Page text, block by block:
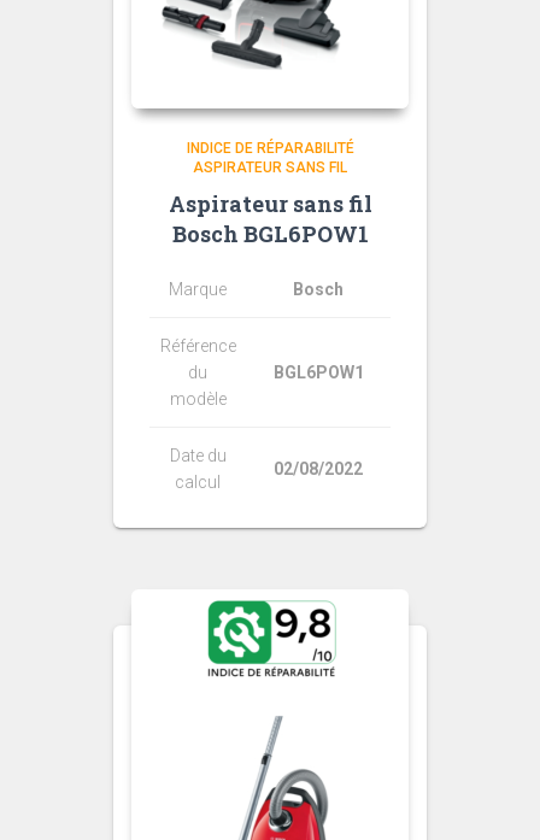
INDICE DE RÉPARABILITÉ
ASPIRATEUR SANS FIL
Aspirateur sans fil
Bosch BGL6POW1
Marque Bosch
Référence
du
modèle
BGL6POW1
Date du
calcul
02/08/2022